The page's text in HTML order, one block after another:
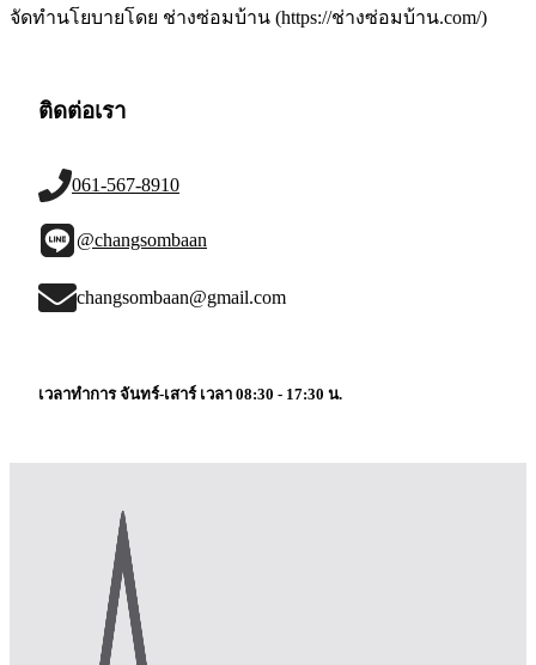
จัดทำนโยบายโดย ช่างซ่อมบ้าน (https://ช่างซ่อมบ้าน.com/)
ติดต่อเรา
061-567-8910
@changsombaan
changsombaan@gmail.com
เวลาทำการ จันทร์-เสาร์ เวลา 08:30 - 17:30 น.